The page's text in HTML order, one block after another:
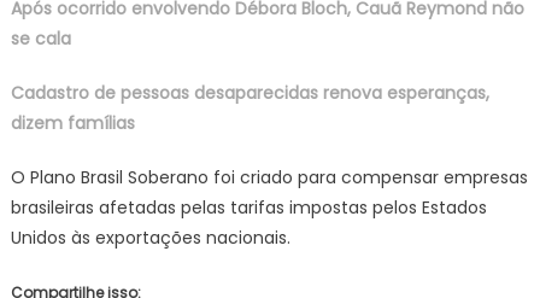
Após ocorrido envolvendo Débora Bloch, Cauã Reymond não
se cala
Cadastro de pessoas desaparecidas renova esperanças,
dizem famílias
O Plano Brasil Soberano foi criado para compensar empresas
brasileiras afetadas pelas tarifas impostas pelos Estados
Unidos às exportações nacionais.
Compartilhe isso: